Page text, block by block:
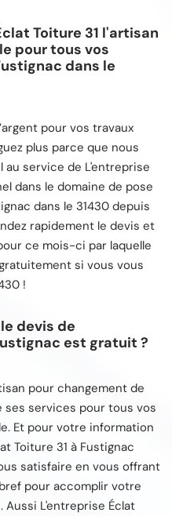
Toiture 31 l'artisan
pour tous vos
dans le
pour vos travaux
plus parce que nous
au service de L'entreprise
dans le domaine de pose
dans le 31430 depuis
rapidement le devis et
ce mois-ci par laquelle
si vous vous
!
devis de
est gratuit ?
pour changement de
ses services pour tous vos
Et pour votre information
Toiture 31 à Fustignac
satisfaire en vous offrant
pour accomplir votre
L'entreprise Éclat